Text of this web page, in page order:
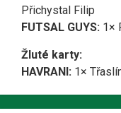
Přichystal Filip
FUTSAL GUYS: 1×
Žluté karty:
HAVRANI: 1×